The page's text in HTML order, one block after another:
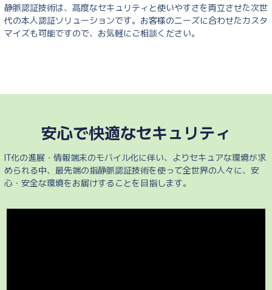
静脈認証技術は、高度なセキュリティと使いやすさを両立させた次世
代の本人認証ソリューションです。お客様のニーズに合わせたカスタ
マイズも可能ですので、お気軽にご相談ください。
安心で快適なセキュリティ
IT化の進展・情報端末のモバイル化に伴い、よりセキュアな環境が求
められる中、最先端の指静脈認証技術を使って全世界の人々に、安
心・安全な環境をお届けすることを目指します。